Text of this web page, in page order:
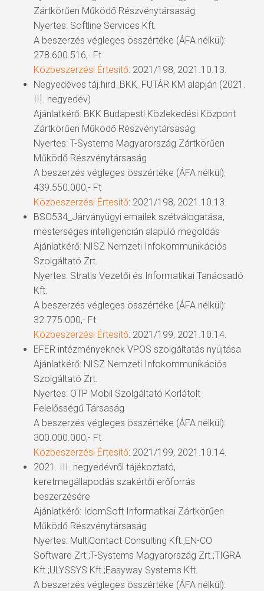
Zártkörűen Működő Részvénytársaság
Nyertes: Softline Services Kft.
A beszerzés végleges összértéke (ÁFA nélkül):
278.600.516,- Ft
Közbeszerzési Értesítő: 2021/198, 2021.10.13.
Negyedéves táj.hird_BKK_FUTÁR KM alapján (2021.
III. negyedév)
Ajánlatkérő: BKK Budapesti Közlekedési Központ
Zártkörűen Működő Részvénytársaság
Nyertes: T-Systems Magyarország Zártkörűen
Működő Részvénytársaság
A beszerzés végleges összértéke (ÁFA nélkül):
439.550.000,- Ft
Közbeszerzési Értesítő: 2021/198, 2021.10.13.
BSO534_Járványügyi emailek szétválogatása,
mesterséges intelligencián alapuló megoldás
Ajánlatkérő: NISZ Nemzeti Infokommunikációs
Szolgáltató Zrt.
Nyertes: Stratis Vezetői és Informatikai Tanácsadó
Kft.
A beszerzés végleges összértéke (ÁFA nélkül):
32.775.000,- Ft
Közbeszerzési Értesítő: 2021/199, 2021.10.14.
EFER intézményeknek VPOS szolgáltatás nyújtása
Ajánlatkérő: NISZ Nemzeti Infokommunikációs
Szolgáltató Zrt.
Nyertes: OTP Mobil Szolgáltató Korlátolt
Felelősségű Társaság
A beszerzés végleges összértéke (ÁFA nélkül):
300.000.000,- Ft
Közbeszerzési Értesítő: 2021/199, 2021.10.14.
2021. III. negyedévről tájékoztató,
keretmegállapodás szakértői erőforrás
beszerzésére
Ajánlatkérő: IdomSoft Informatikai Zártkörűen
Működő Részvénytársaság
Nyertes: MultiContact Consulting Kft.;EN-CO
Software Zrt.;T-Systems Magyarország Zrt.;TIGRA
Kft.;ULYSSYS Kft.;Easyway Systems Kft.
A beszerzés végleges összértéke (ÁFA nélkül):